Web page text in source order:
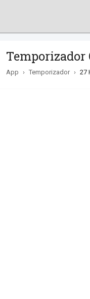
Temporizador
App › Temporizador › 27